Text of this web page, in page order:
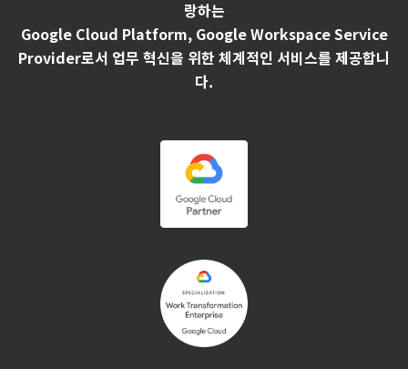
랑하는
Google Cloud Platform, Google Workspace Service
Provider로서 업무 혁신을 위한 체계적인 서비스를 제공합니
다.